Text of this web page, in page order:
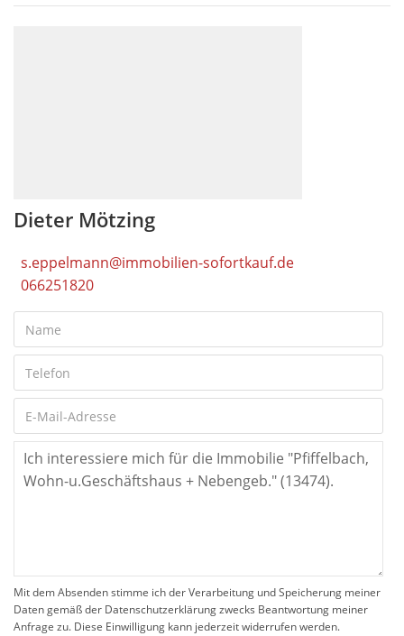
Dieter Mötzing
s.eppelmann@immobilien-sofortkauf.de
066251820
Mit dem Absenden stimme ich der Verarbeitung und Speicherung meiner
Daten gemäß der Datenschutzerklärung zwecks Beantwortung meiner
Anfrage zu. Diese Einwilligung kann jederzeit widerrufen werden.